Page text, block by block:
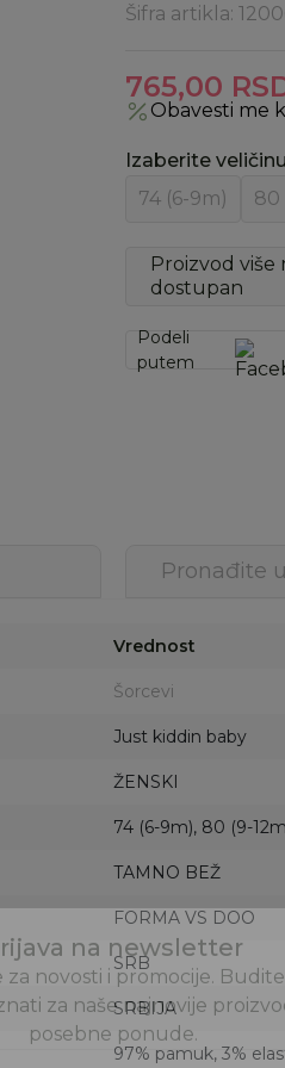
Šifra artikla:
765,00
Obavesti me
Izaberite veličinu
74 (6-9m) 80
Proizvod više
dostupan
Podeli
putem
Pronađite
Vrednost
Šorcevi
Just kiddin baby
ŽENSKI
74 (6-9m), 80 (9-
TAMNO BEŽ
FORMA VS DOO
SRB
SRBIJA
97% pamuk, 3%